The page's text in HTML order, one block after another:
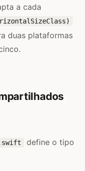
a cada
duas plataformas
define o tipo